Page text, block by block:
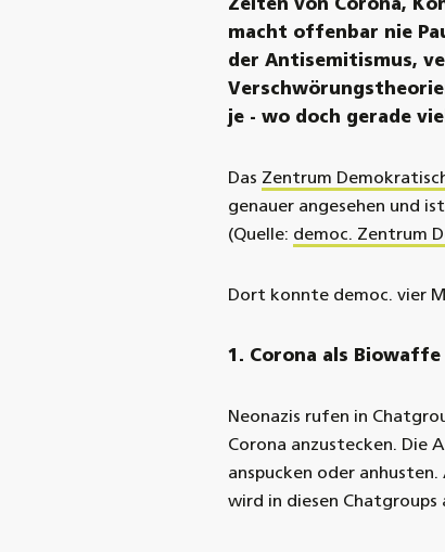
Zeiten von Corona,
macht offenbar nie
der Antisemitismus,
je - wo doch gerade
Das Zentrum
genauer angesehen und
(Quelle: democ. Zentrum
Dort konnte democ. vier
1. Corona als Biowaffe
Neonazis rufen in
Corona anzustecken. Die
anspucken oder
wird in diesen Chatgroups